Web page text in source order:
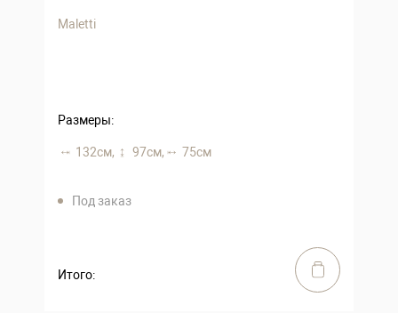
Maletti
Размеры:
132 см, 97 см, 75 см
Под заказ
Итого: